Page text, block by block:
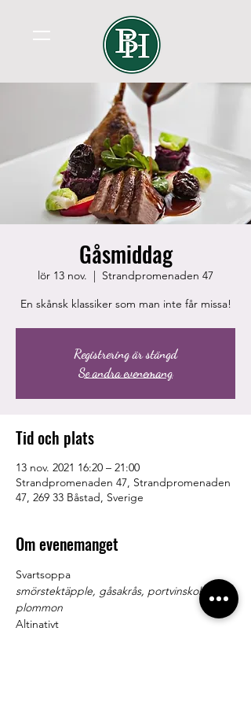
Gåsmiddag
lör 13 nov.
  |
Strandpromenaden 47
En skånsk klassiker som man inte får missa!
Registrering är stängd
Se andra evenemang
Tid och plats
13 nov. 2021 16:20 – 21:00
Strandpromenaden 47, Strandpromenaden
47, 269 33 Båstad, Sverige
Om evenemanget
Svartsoppa
smörstektäpple, gåsakrås, portvinskokta
plommon
Altinativt